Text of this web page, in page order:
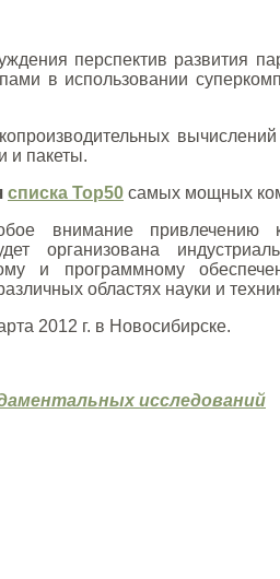
перспектив развития
в использовании
и пакеты.
списка Top50 самых мощных
внимание привлечению
организована
и программному
областях науки и
2012 г. в Новосибирске.
исследований